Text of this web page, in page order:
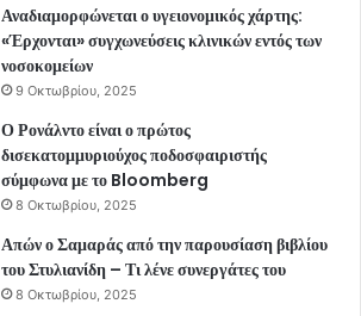
Αναδιαμορφώνεται ο υγειονομικός χάρτης:
«Έρχονται» συγχωνεύσεις κλινικών εντός των
νοσοκομείων
9 Οκτωβρίου, 2025
Ο Ρονάλντο είναι ο πρώτος
δισεκατομμυριούχος ποδοσφαιριστής
σύμφωνα με το Bloomberg
8 Οκτωβρίου, 2025
Απών ο Σαμαράς από την παρουσίαση βιβλίου
του Στυλιανίδη – Τι λένε συνεργάτες του
8 Οκτωβρίου, 2025